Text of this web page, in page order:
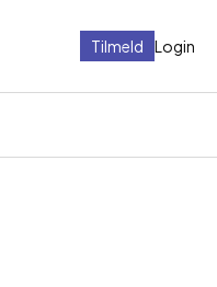
Login
Tilmeld